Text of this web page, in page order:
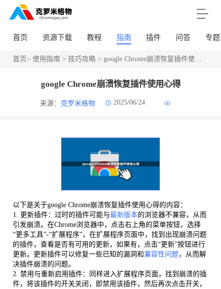
首页 资源下载 教程 指南 插件 问答 专题
首页> 使用指南 > 技巧攻略> google Chrome崩溃恢复插件使用心得
google Chrome崩溃恢复插件使用心得
来源： 克罗米格物 2025/06/24
以下是关于google Chrome崩溃恢复插件使用心得的内容：
1. 更新插件：过时的插件可能与最新版本的浏览器不兼容，从而
引发崩溃。在Chrome浏览器中，点击右上角的菜单按钮，选择
“更多工具”-“扩展程序”，在扩展程序页面中，找到出现崩溃问题
的插件，查看是否有可用的更新，如果有，点击“更新”按钮进行
更新。更新插件可以修复一些已知的漏洞和兼容性问题，从而解
决插件崩溃的问题。
2. 禁用与重新启用插件：同样进入扩展程序页面，找到崩溃的插
件，将该插件的开关关闭，即禁用该插件，然后再次点击开关，